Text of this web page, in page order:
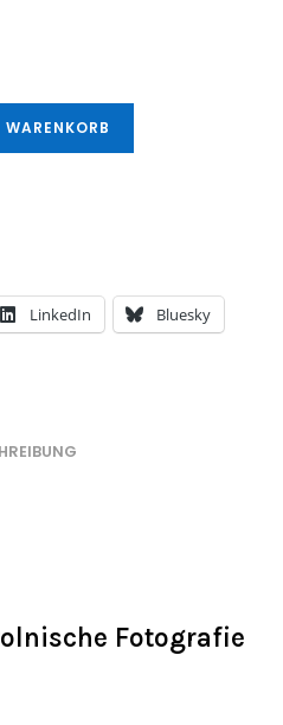
WARENKORB
LinkedIn Bluesky
Fotografie